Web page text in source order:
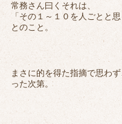
常務さん曰くそれは、
「その１～１０を人ごとと思
とのこと。
まさに的を得た指摘で思わ
った次第。